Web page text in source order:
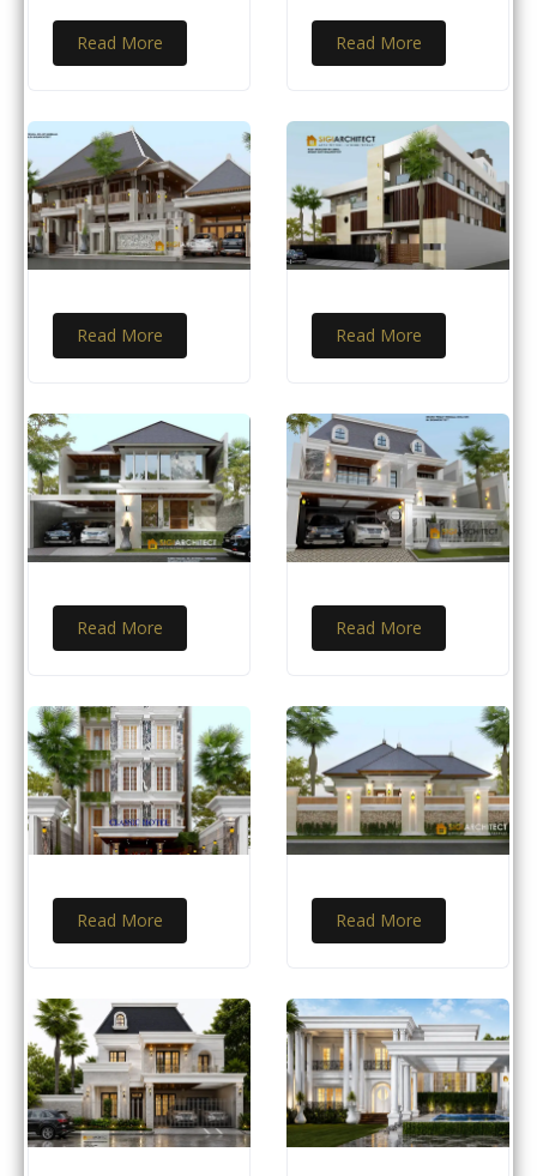
Read More Read More
Read More Read More
Read More Read More
Read More Read More